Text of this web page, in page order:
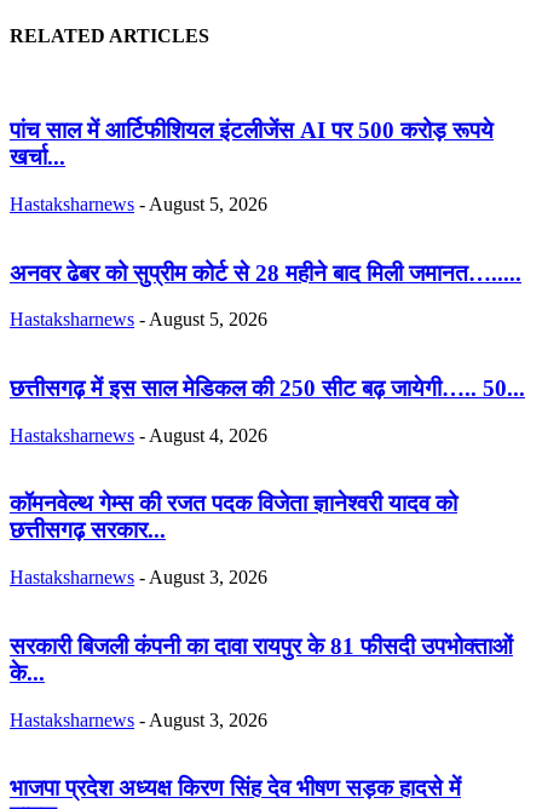
RELATED ARTICLES
पांच साल में आर्टिफीशियल इंटलीजेंस AI पर 500 करोड़ रूपये
खर्चा...
Hastaksharnews - August 5, 2026
अनवर ढेबर को सुप्रीम कोर्ट से 28 महीने बाद मिली जमानत….....
Hastaksharnews - August 5, 2026
छत्तीसगढ़ में इस साल मेडिकल की 250 सीट बढ़ जायेगी….. 50...
Hastaksharnews - August 4, 2026
कॉमनवेल्थ गेम्स की रजत पदक विजेता ज्ञानेश्वरी यादव को
छत्तीसगढ़ सरकार...
Hastaksharnews - August 3, 2026
सरकारी बिजली कंपनी का दावा रायपुर के 81 फीसदी उपभोक्ताओं
के...
Hastaksharnews - August 3, 2026
भाजपा प्रदेश अध्यक्ष किरण सिंह देव भीषण सड़क हादसे में